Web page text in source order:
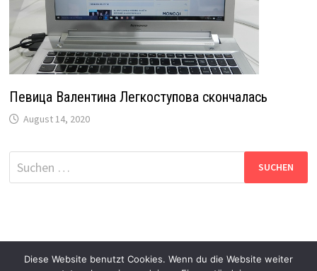
Певица Валентина Легкоступова скончалась
August 14, 2020
Suche
nach:
Diese Website benutzt Cookies. Wenn du die Website weiter